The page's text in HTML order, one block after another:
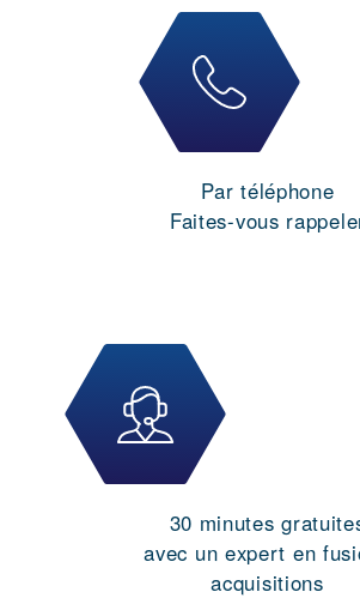
Par téléphone
Faites-vous
30 minutes
avec un expert en
acquisitions